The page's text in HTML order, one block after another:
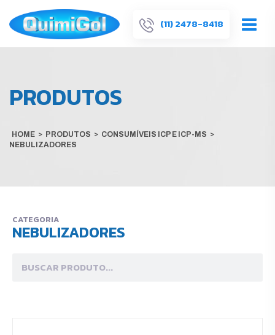
(11) 2478-8418
PRODUTOS
HOME > PRODUTOS > CONSUMÍVEIS ICP E ICP-MS >
NEBULIZADORES
CATEGORIA
NEBULIZADORES